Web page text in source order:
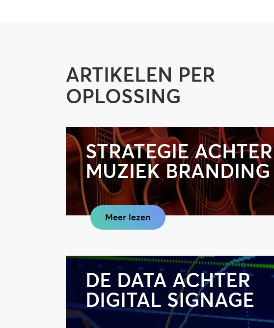
ARTIKELEN PER
OPLOSSING
STRATEGIE ACHTER
MUZIEK BRANDING
Meer lezen
DE DATA ACHTER
DIGITAL SIGNAGE